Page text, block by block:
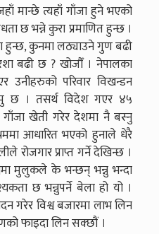
मान्छे त्यहाँ गाँजा हुने भएको
छ भन्ने कुरा प्रमाणित हुन्छ ।
हुन्छ, कुनमा लठ्याउने गुण बढी
बढी छ ? खोजौँ । नेपालका
उनीहरुको परिवार विखन्डन
छ । तसर्थ विदेश गएर ४५
गाँजा खेती गरेर देशमा नै बस्नु
आधारित भएको हुनाले धेरै
रोजगार प्राप्त गर्ने देखिन्छ ।
मुलुकले के भन्छन् भन्नु भन्दा
छ भन्नुपर्ने बेला हो यो ।
गरेर विश्व बजारमा लाभ लिन
फाइदा लिन सक्छौं ।